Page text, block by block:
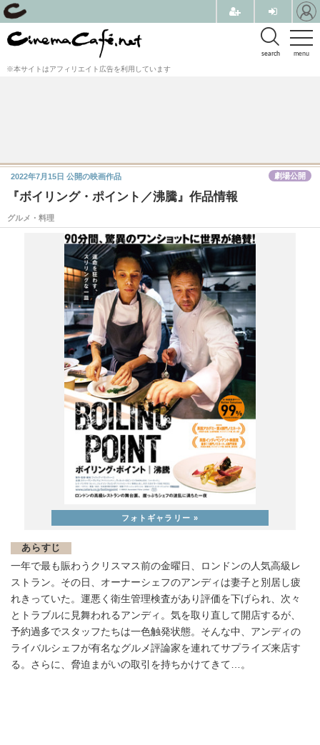
menu
search
※本サイトはアフィリエイト広告を利用しています
『ボイリング・ポイント／沸騰』作品情報
グルメ・料理
2022年7月15日 公開の映画作品 劇場公開
あらすじ
一年で最も賑わうクリスマス前の金曜日、ロンドンの人気高級レ
ストラン。その日、オーナーシェフのアンディは妻子と別居し疲
れきっていた。運悪く衛生管理検査があり評価を下げられ、次々
とトラブルに見舞われるアンディ。気を取り直して開店するが、
予約過多でスタッフたちは一色触発状態。そんな中、アンディの
ライバルシェフが有名なグルメ評論家を連れてサプライズ来店す
る。さらに、脅迫まがいの取引を持ちかけてきて…。